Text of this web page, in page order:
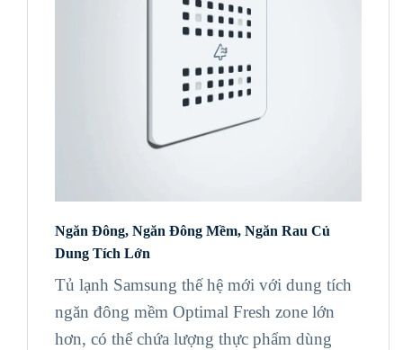
Ngăn Đông, Ngăn Đông Mềm, Ngăn Rau Củ
Dung Tích Lớn
Tủ lạnh Samsung thế hệ mới với dung tích
ngăn đông mềm Optimal Fresh zone lớn
hơn, có thể chứa lượng thực phẩm dùng